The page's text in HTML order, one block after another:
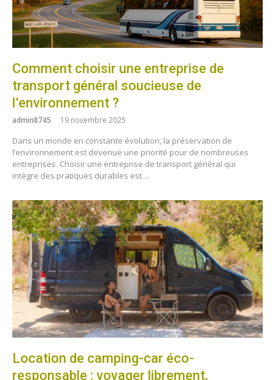
Comment choisir une entreprise de
transport général soucieuse de
l’environnement ?
admin8745 19 novembre 2025
Dans un monde en constante évolution, la préservation de
l’environnement est devenue une priorité pour de nombreuses
entreprises. Choisir une entreprise de transport général qui
intègre des pratiques durables est…
Location de camping-car éco-
responsable : voyager librement,